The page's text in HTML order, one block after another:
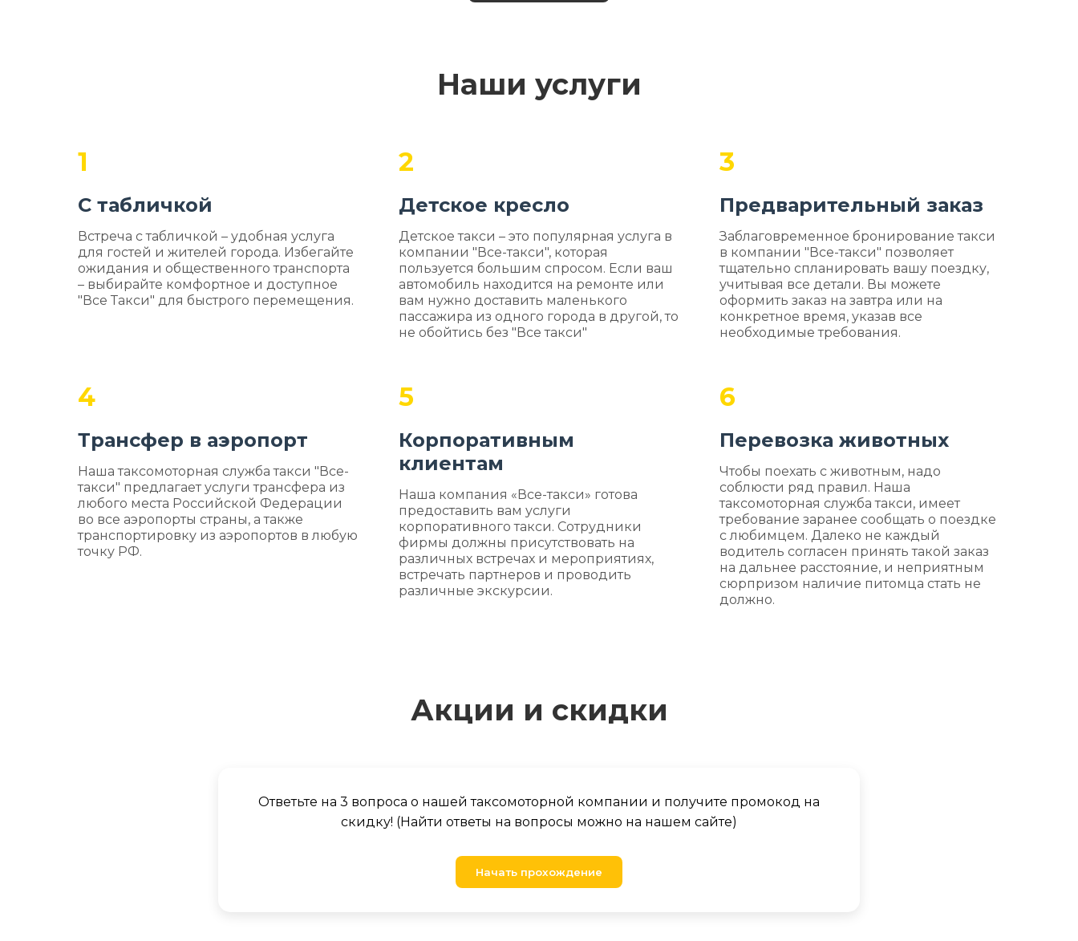
Наши услуги
1
С табличкой
Встреча с табличкой – удобная услуга
для гостей и жителей города. Избегайте
ожидания и общественного транспорта
– выбирайте комфортное и доступное
"Все Такси" для быстрого перемещения.
2
Детское кресло
Детское такси – это популярная услуга в
компании "Все-такси", которая
пользуется большим спросом. Если ваш
автомобиль находится на ремонте или
вам нужно доставить маленького
пассажира из одного города в другой, то
не обойтись без "Все такси"
3
Предварительный заказ
Заблаговременное бронирование такси
в компании "Все-такси" позволяет
тщательно спланировать вашу поездку,
учитывая все детали. Вы можете
оформить заказ на завтра или на
конкретное время, указав все
необходимые требования.
4
Трансфер в аэропорт
Наша таксомоторная служба такси "Все-
такси" предлагает услуги трансфера из
любого места Российской Федерации
во все аэропорты страны, а также
транспортировку из аэропортов в любую
точку РФ.
5
Корпоративным
клиентам
Наша компания «Все-такси» готова
предоставить вам услуги
корпоративного такси. Сотрудники
фирмы должны присутствовать на
различных встречах и мероприятиях,
встречать партнеров и проводить
различные экскурсии.
6
Перевозка животных
Чтобы поехать с животным, надо
соблюсти ряд правил. Наша
таксомоторная служба такси, имеет
требование заранее сообщать о поездке
с любимцем. Далеко не каждый
водитель согласен принять такой заказ
на дальнее расстояние, и неприятным
сюрпризом наличие питомца стать не
должно.
Акции и скидки
Ответьте на 3 вопроса о нашей таксомоторной компании и получите промокод на
скидку! (Найти ответы на вопросы можно на нашем сайте)
Начать прохождение